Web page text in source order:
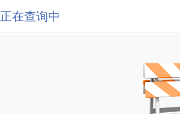
正在查询中